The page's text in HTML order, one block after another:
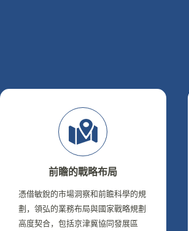
前瞻的戰略布局
憑借敏銳的市場洞察和前瞻科學的規
劃，領弘的業務布局與國家戰略規劃
高度契合，包括京津冀協同發展區